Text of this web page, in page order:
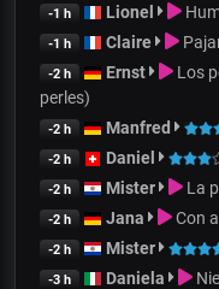
-1 h Lionel
-1 h Claire
-2 h Ernst
Los
perles)
-2 h Manfred
-2 h Daniel
-2 h Mister La
-2 h Jana Con
-2 h Mister
-3 h Daniela